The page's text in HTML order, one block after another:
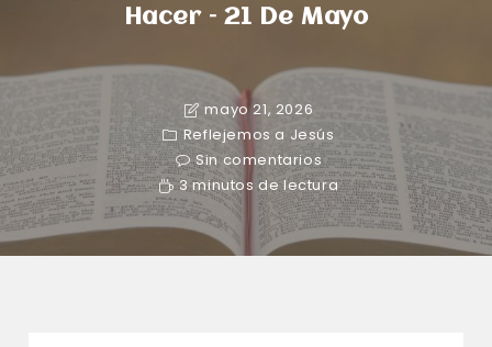
Hacer – 21 De Mayo
mayo 21, 2026
Reflejemos a Jesús
Sin comentarios
3 minutos de lectura